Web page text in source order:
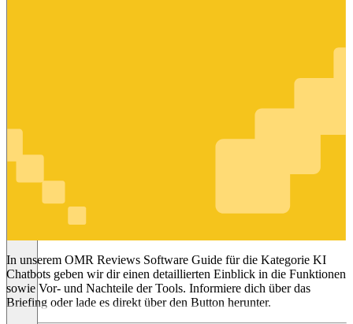
KI Chatbots
In unserem OMR Reviews Software Guide für die Kategorie KI
Chatbots geben wir dir einen detaillierten Einblick in die Funktionen
sowie Vor- und Nachteile der Tools. Informiere dich über das
Briefing oder lade es direkt über den Button herunter.